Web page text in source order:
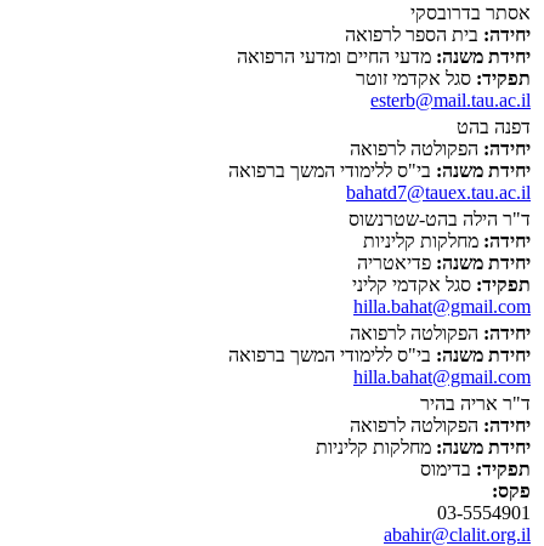
אסתר בדרובסקי
יחידה: בית הספר לרפואה
יחידת משנה: מדעי החיים ומדעי הרפואה
תפקיד: סגל אקדמי זוטר
esterb@mail.tau.ac.il
דפנה בהט
יחידה: הפקולטה לרפואה
יחידת משנה: בי"ס ללימודי המשך ברפואה
bahatd7@tauex.tau.ac.il
ד"ר הילה בהט-שטרנשוס
יחידה: מחלקות קליניות
יחידת משנה: פדיאטריה
תפקיד: סגל אקדמי קליני
hilla.bahat@gmail.com
יחידה: הפקולטה לרפואה
יחידת משנה: בי"ס ללימודי המשך ברפואה
hilla.bahat@gmail.com
ד"ר אריה בהיר
יחידה: הפקולטה לרפואה
יחידת משנה: מחלקות קליניות
תפקיד: בדימוס
פקס:
03-5554901
abahir@clalit.org.il